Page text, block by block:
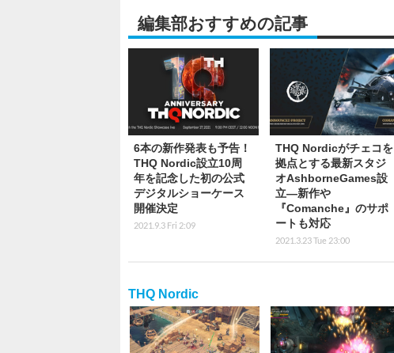
編集部おすすめの記事
6本の新作発表も予告！
THQ Nordic設立10周
年を記念した初の公式
デジタルショーケース
開催決定
2021.9.3 Fri 2:09
THQ Nordicがチェコを
拠点とする最新スタジ
オAshborneGames設
立―新作や
『Comanche』のサポ
ートも対応
2021.3.23 Tue 23:00
THQ Nordic